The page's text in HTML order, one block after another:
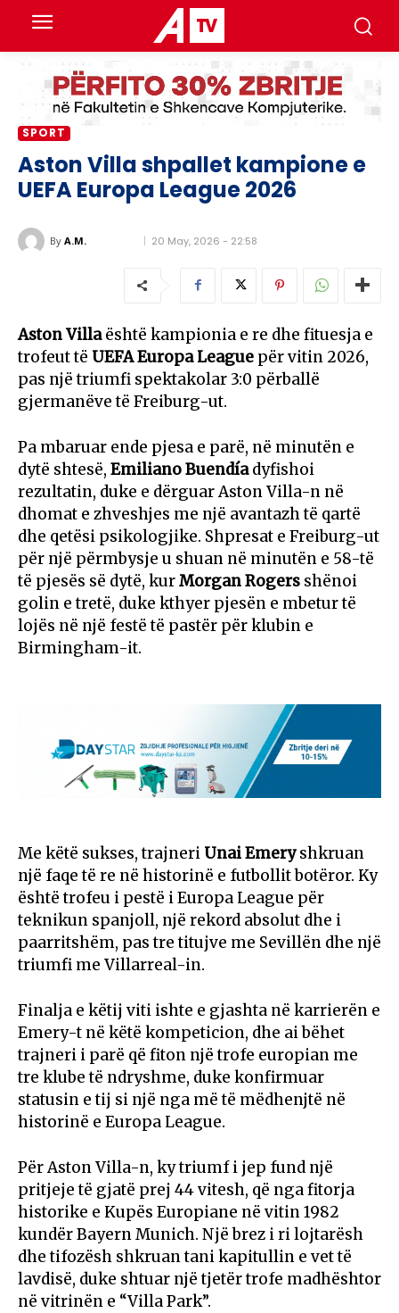
SPORT
Aston Villa shpallet kampione e
UEFA Europa League 2026
By A.M. 20 May, 2026 - 22:58
Aston Villaështë kampionia e re dhe fituesja e
trofeut të UEFA Europa League për vitin 2026,
pas një triumfi spektakolar 3:0 përballë
gjermanëve të Freiburg-ut.
Pa mbaruar ende pjesa e parë, në minutën e
dytë shtesë, Emiliano Buendíadyfishoi
rezultatin, duke e dërguar Aston Villa-n në
dhomat e zhveshjes me një avantazh të qartë
dhe qetësi psikologjike. Shpresat e Freiburg-ut
për një përmbysje u shuan në minutën e 58-të
të pjesës së dytë, kurMorgan Rogers shënoi
golin e tretë, duke kthyer pjesën e mbetur të
lojës në një festë të pastër për klubin e
Birmingham-it.
Me këtë sukses, trajneri Unai Emeryshkruan
një faqe të re në historinë e futbollit botëror. Ky
është trofeu i pestë i Europa League për
teknikun spanjoll, një rekord absolut dhe i
paarritshëm, pas tre titujve me Sevillën dhe një
triumfi me Villarreal-in.
Finalja e këtij viti ishte e gjashta në karrierën e
Emery-t në këtë kompeticion, dhe ai bëhet
trajneri i parë që fiton një trofe europian me
tre klube të ndryshme, duke konfirmuar
statusin e tij si një nga më të mëdhenjtë në
historinë e Europa League.
Për Aston Villa-n, ky triumf i jep fund një
pritjeje të gjatë prej 44 vitesh, që nga fitorja
historike e Kupës Europiane në vitin 1982
kundër Bayern Munich. Një brez i ri lojtarësh
dhe tifozësh shkruan tani kapitullin e vet të
lavdisë, duke shtuar një tjetër trofe madhështor
në vitrinën e “Villa Park”.